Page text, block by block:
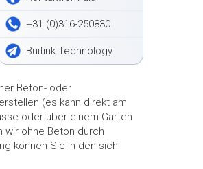
+31 (0)316-250830
Buitink Technology
Beton- oder
(es kann direkt am
oder über einem Garten
wir ohne Beton durch
können Sie in den sich